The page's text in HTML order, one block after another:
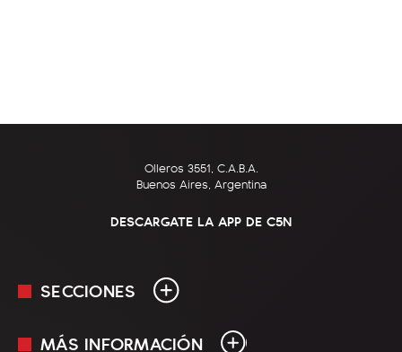
Olleros 3551, C.A.B.A.
Buenos Aires, Argentina
DESCARGATE LA APP DE C5N
SECCIONES
En Vivo
MÁS INFORMACIÓN